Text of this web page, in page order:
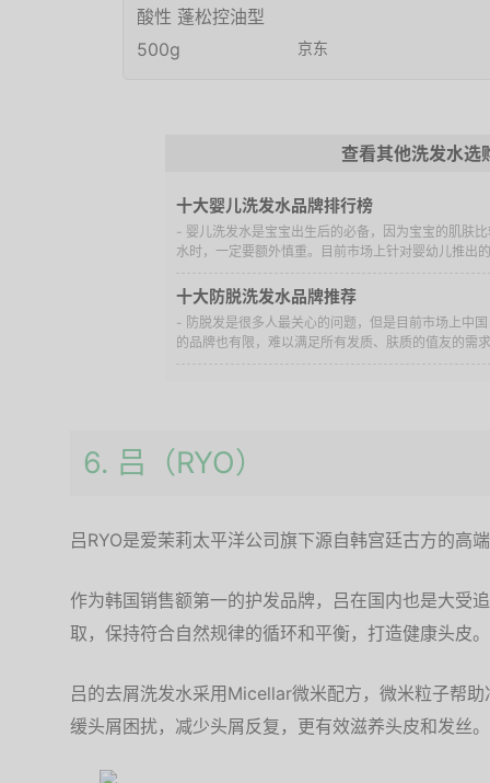
京东
查看其他洗发水选
十大婴儿洗发水品牌排行榜
- 婴儿洗发水是宝宝出生后的必备，因为宝宝的肌肤
水时，一定要额外慎重。目前市场上针对婴幼儿推出
十大防脱洗发水品牌推荐
- 防脱发是很多人最关心的问题，但是目前市场上中
的品牌也有限，难以满足所有发质、肤质的值友的需
6. 吕（RYO）
吕RYO是爱茉莉太平洋公司旗下源自韩宫廷古方的高
作为韩国销售额第一的护发品牌，吕在国内也是大受
取，保持符合自然规律的循环和平衡，打造健康头皮。
吕的去屑洗发水采用Micellar微米配方，微米粒子帮
缓头屑困扰，减少头屑反复，更有效滋养头皮和发丝。